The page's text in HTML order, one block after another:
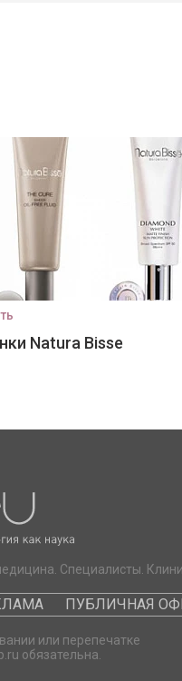
Natura Bisse
Специалисты.
ПУБЛИЧНАЯ
или перепечатке
обязательна.